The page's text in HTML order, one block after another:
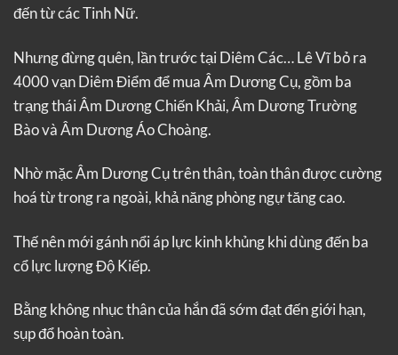
đến từ các Tinh Nữ.
Nhưng đừng quên, lần trước tại Diêm Các… Lê Vĩ bỏ ra
4000 vạn Diêm Điểm để mua Âm Dương Cụ, gồm ba
trạng thái Âm Dương Chiến Khải, Âm Dương Trường
Bào và Âm Dương Áo Choàng.
Nhờ mặc Âm Dương Cụ trên thân, toàn thân được cường
hoá từ trong ra ngoài, khả năng phòng ngự tăng cao.
Thế nên mới gánh nổi áp lực kinh khủng khi dùng đến ba
cổ lực lượng Độ Kiếp.
Bằng không nhục thân của hắn đã sớm đạt đến giới hạn,
sụp đổ hoàn toàn.